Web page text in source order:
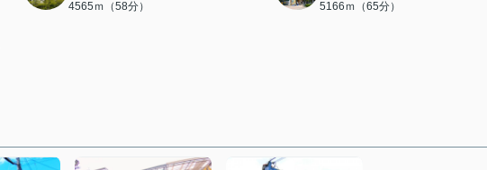
4565ｍ（58分） 5166ｍ（65分）